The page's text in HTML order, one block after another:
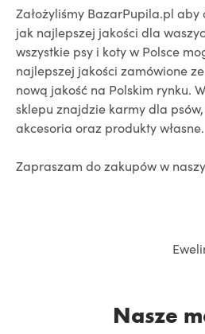
Założyliśmy BazarPupila.pl
jak najlepszej jakości dla
wszystkie psy i koty w Polsce
najlepszej jakości zamówione
nową jakość na Polskim rynku.
sklepu znajdzie karmy dla
akcesoria oraz produkty własne.
Zapraszam do zakupów w
Nasze